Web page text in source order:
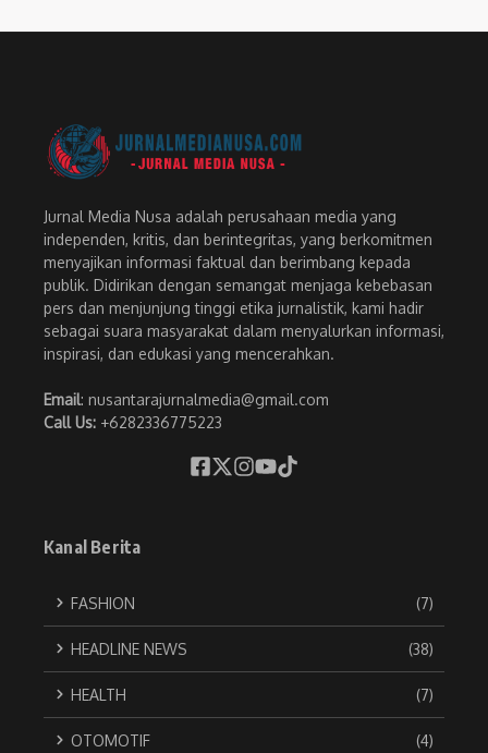
Jurnal Media Nusa adalah perusahaan media yang
independen, kritis, dan berintegritas, yang berkomitmen
menyajikan informasi faktual dan berimbang kepada
publik. Didirikan dengan semangat menjaga kebebasan
pers dan menjunjung tinggi etika jurnalistik, kami hadir
sebagai suara masyarakat dalam menyalurkan informasi,
inspirasi, dan edukasi yang mencerahkan.
Email: nusantarajurnalmedia@gmail.com
Call Us: +6282336775223
Kanal Berita
FASHION (7)
HEADLINE NEWS (38)
HEALTH (7)
OTOMOTIF (4)